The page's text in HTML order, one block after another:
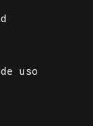
uso